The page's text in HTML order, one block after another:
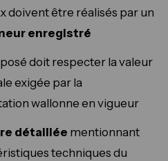
doivent être réalisés par un
enregistré
doit respecter la valeur
exigée par la
wallonne en vigueur
détaillée mentionnant
techniques du